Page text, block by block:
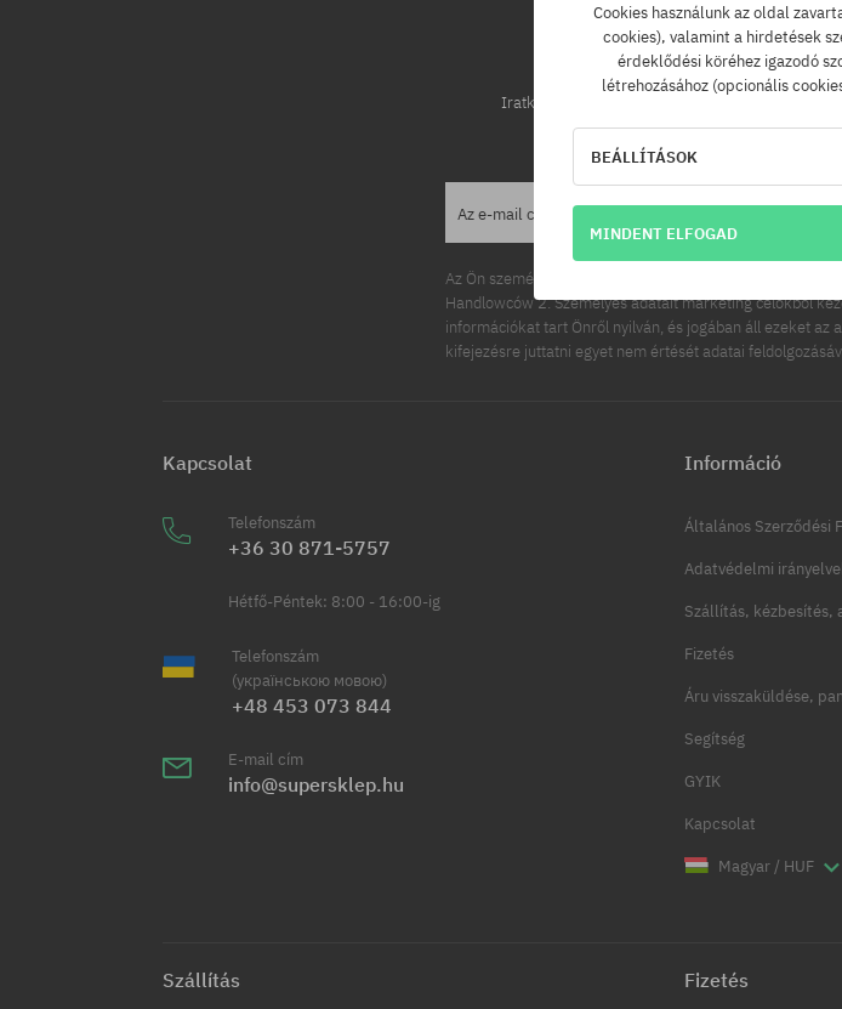
Iratkozz fel hírlevelünkre és értesülj az elsők
Ráadásul kapsz egy -5%
Az e-mail címed
Az Ön személyes adatainak kezelője a COOL SPORT
Handlowców 2. Személyes adatait marketing célokból
információkat tart Önről nyilván, és jogában áll ezeket az
kifejezésre juttatni egyet nem értését adatai
Kapcsolat
Telefonszám
+36 30 871-5757
Hétfő-Péntek: 8:00 - 16:00-ig
Telefonszám
(українською мовою)
+48 453 073 844
E-mail cím
info@supersklep.hu
Információ
Általános Szerződési
Adatvédelmi
Szállítás, kézbesítés,
Fizetés
Áru visszaküldése,
Segítség
GYIK
Kapcsolat
Magyar / HUF
Szállítás Fizetés
Cookies használunk az oldal
cookies), valamint a hirdetések
érdeklődési köréhez igazodó
létrehozásához (opcionális
BEÁLLÍTÁSOK
MINDENT ELFOGAD